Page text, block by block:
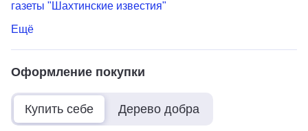
газеты "Шахтинские известия"
Ещё
Оформление покупки
Купить себе Дерево добра